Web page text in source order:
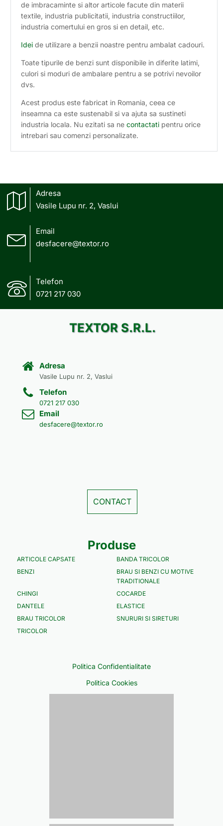
de imbracaminte si altor articole facute din materii
textile, industria publicitatii, industria constructiilor,
industria comertului en gros si en detail, etc.
Idei de utilizare a benzii noastre pentru ambalat cadouri.
Toate tipurile de benzi sunt disponibile in diferite latimi,
culori si moduri de ambalare pentru a se potrivi nevoilor
dvs.
Acest produs este fabricat in Romania, ceea ce
inseamna ca este sustenabil si va ajuta sa sustineti
industria locala. Nu ezitati sa necontactati pentru orice
intrebari sau comenzi personalizate.
Adresa
Vasile Lupu nr. 2, Vaslui
Email
desfacere@textor.ro
Telefon
0721 217 030
TEXTOR S.R.L.
Adresa
Vasile Lupu nr. 2, Vaslui
Telefon
0721 217 030
Email
desfacere@textor.ro
CONTACT
Produse
ARTICOLE CAPSATE
BANDA TRICOLOR
BENZI
BRAU SI BENZI CU MOTIVE
TRADITIONALE
CHINGI
COCARDE
DANTELE
ELASTICE
BRAU TRICOLOR
SNURURI SI SIRETURI
TRICOLOR
Politica Confidentialitate
Politica Cookies